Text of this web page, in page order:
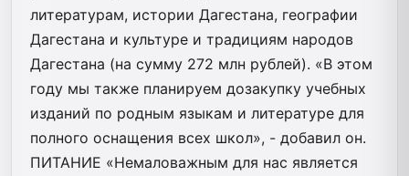
литературам, истории Дагестана, географии
Дагестана и культуре и традициям народов
Дагестана (на сумму 272 млн рублей). «В этом
году мы также планируем дозакупку учебных
изданий по родным языкам и литературе для
полного оснащения всех школ», - добавил он.
ПИТАНИЕ «Немаловажным для нас является